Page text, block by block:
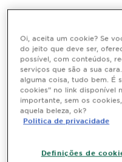
Boas noites de sono
saúde. Com noites
mais disposição,
funcionamento do
Além disso, boas
boa saúde para a pele
firme, hidratada e
Oi, aceita um cookie? Se
do jeito que deve ser,
possível, com conteúdos,
serviços que são a sua
alguma coisa, tudo bem. É
cookies” no link disponível
importante, sem os
aquela beleza, ok?
Politica de privacidade
Definições de